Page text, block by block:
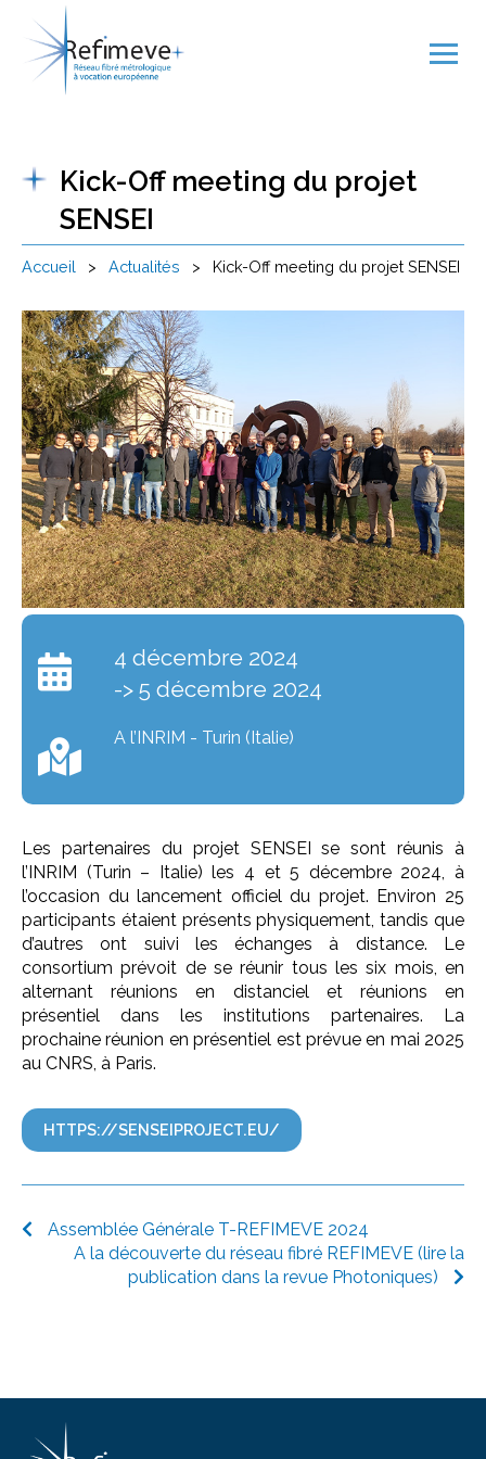
Kick-Off meeting du projet
SENSEI
Accueil > Actualités > Kick-Off meeting du projet SENSEI
4 décembre 2024
-> 5 décembre 2024
A l’INRIM - Turin (Italie)
Les partenaires du projet SENSEI se sont réunis à
l’INRIM (Turin – Italie) les 4 et 5 décembre 2024, à
l’occasion du lancement officiel du projet. Environ 25
participants étaient présents physiquement, tandis que
d’autres ont suivi les échanges à distance. Le
consortium prévoit de se réunir tous les six mois, en
alternant réunions en distanciel et réunions en
présentiel dans les institutions partenaires. La
prochaine réunion en présentiel est prévue en mai 2025
au CNRS, à Paris.
HTTPS://SENSEIPROJECT.EU/
Assemblée Générale T-REFIMEVE 2024
A la découverte du réseau fibré REFIMEVE (lire la
publication dans la revue Photoniques)